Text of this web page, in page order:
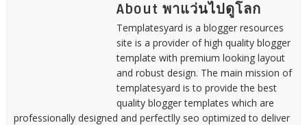
About พาแว่นไปดูโลก
Templatesyard is a blogger resources
site is a provider of high quality blogger
template with premium looking layout
and robust design. The main mission of
templatesyard is to provide the best
quality blogger templates which are
professionally designed and perfectlly seo optimized to deliver